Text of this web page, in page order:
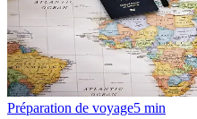
Préparation de voyage5 min